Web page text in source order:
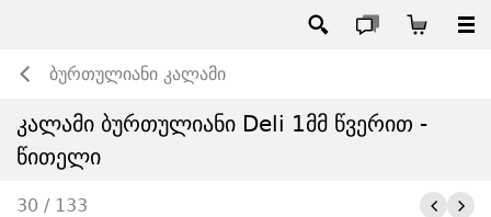
ბურთულიანი კალამი
კალამი ბურთულიანი Deli 1მმ წვერით -
წითელი
30 / 133